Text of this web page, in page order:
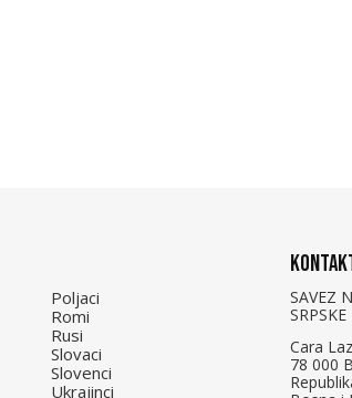
Poljaci
Romi
Rusi
Slovaci
Slovenci
Ukrajinci
SAVEZ
SRPSKE
Cara
78 000